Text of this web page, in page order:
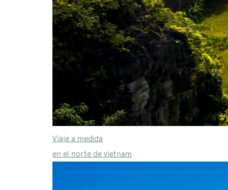
Viaje a medida
en el norte de vietnam